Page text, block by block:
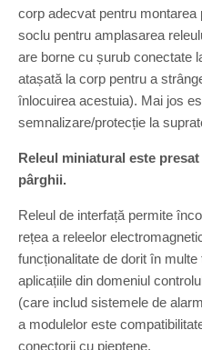
corp adecvat pentru
soclu pentru amplasarea
are borne cu șurub conectate
atașată la corp pentru a
înlocuirea acestuia). Mai jos
semnalizare/protecție la
Releul miniatural este
pârghii.
Releul de interfață permite
rețea a releelor
funcționalitate de dorit în
aplicațiile din domeniul
(care includ sistemele de
a modulelor este
conectorii cu pieptene.